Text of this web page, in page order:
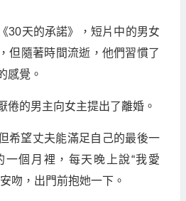
30天的承諾》，短片中的男女
但隨著時間流逝，他們習慣了
感覺。
倦的男主向女主提出了離婚。
希望丈夫能滿足自己的最後一
一個月裡，每天晚上說“我愛
吻，出門前抱她一下。